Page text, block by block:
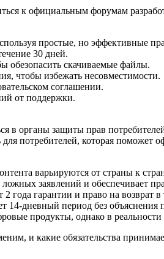
к официальным форумам
простые, но эффективные
30 дней.
обезопасить скачиваемые файлы.
чтобы избежать несовместимости.
соглашении.
от поддержки.
в органы защиты прав
потребителей, которая поможет
варьируются от страны к
заявлений и обеспечивает
года гарантии и право на возврат в
14‑дневный период без
продукты, однако в
и какие обязательства